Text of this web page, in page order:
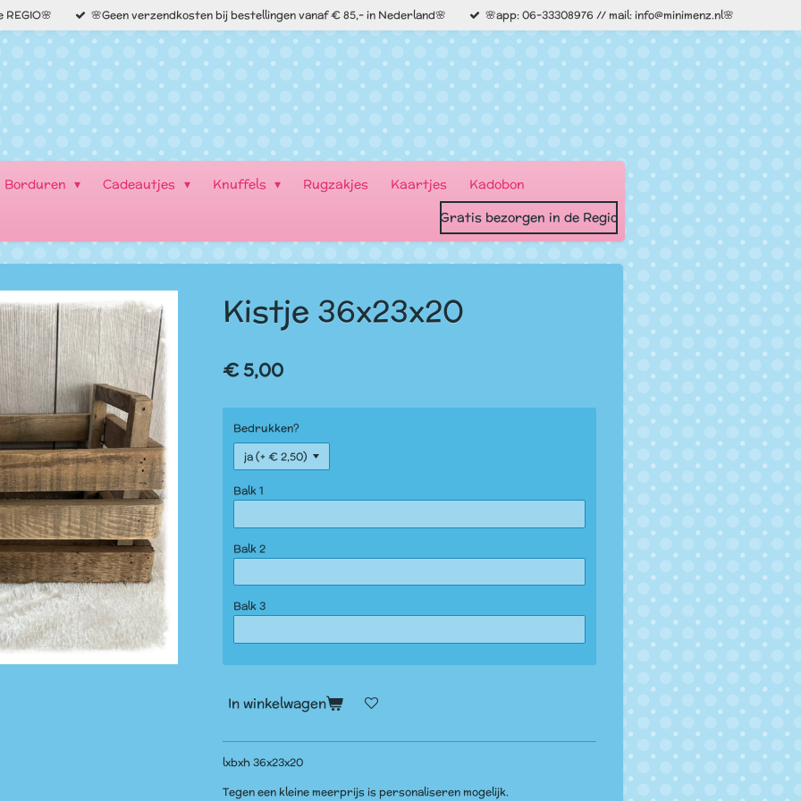
🌸Geen verzendkosten bij bestellingen vanaf € 85,- in Nederland🌸 🌸app: 06-33308976 // mail: info@minimenz.nl🌸
Borduren Cadeautjes Knuffels Rugzakjes Kaartjes
Kadobon
Gratis bezorgen in de Regio
Kistje 36x23x20
€ 5,00
Bedrukken?
Balk 1
Balk 2
Balk 3
In winkelwagen
lxbxh 36x23x20
Tegen een kleine meerprijs is personaliseren mogelijk.